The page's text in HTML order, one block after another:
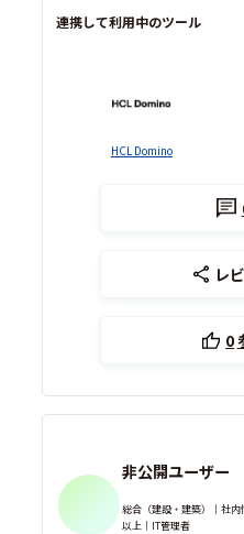
連携して利用中のツール
HCL Domino
レ
0
非公開ユーザー
総合（建設・建築）｜社
以上｜IT管理者